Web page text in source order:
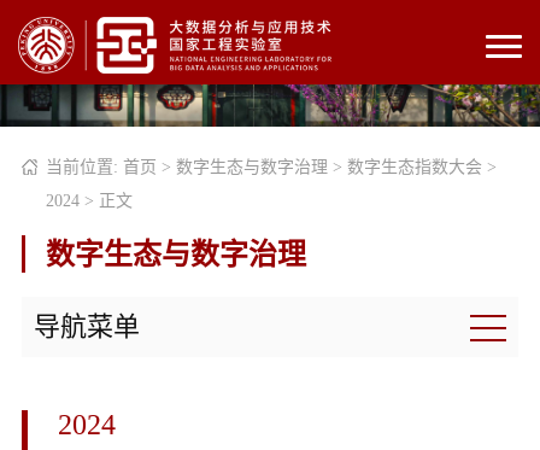
当前位置: 首页 > 数字生态与数字治理 > 数字生态指数大会 >
2024 > 正文
数字生态与数字治理
导航菜单
2024